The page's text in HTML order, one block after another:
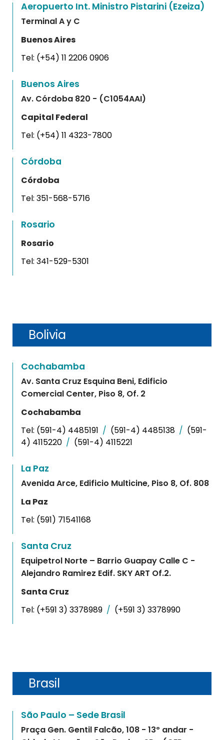
Aeropuerto Int. Ministro Pistarini (Ezeiza)
Terminal A y C
Buenos Aires
Tel: (+54) 11 2206 0906
Buenos Aires
Av. Córdoba 820 - (C1054AAI)
Capital Federal
Tel: (+54) 11 4323-7800
Córdoba
Córdoba
Tel: 351-568-5716
Rosario
Rosario
Tel: 341-529-5301
Bolivia
Cochabamba
Av. Santa Cruz Esquina Beni, Edificio
Comercial Center, Piso 8, Of. 2
Cochabamba
Tel: (591-4) 4485191 / (591-4) 4485138 / (591-
4) 4115220 / (591-4) 4115221
La Paz
Avenida Arce, Edificio Multicine, Piso 8, Of. 808
La Paz
Tel: (591) 71541168
Santa Cruz
Equipetrol Norte – Barrio Guapay Calle C -
Alejandro Ramirez Edif. SKY ART Of.2.
Santa Cruz
Tel: (+591 3) 3378989 / (+591 3) 3378990
Brasil
São Paulo – Sede Brasil
Praça Gen. Gentil Falcão, 108 - 13º andar -